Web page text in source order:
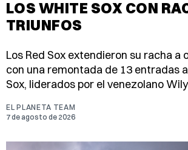
LOS WHITE SOX CON
TRIUNFOS
Los Red Sox extendieron su racha a
con una remontada de 13 entradas
Sox, liderados por el venezolano
EL PLANETA TEAM
7 de agosto de 2026